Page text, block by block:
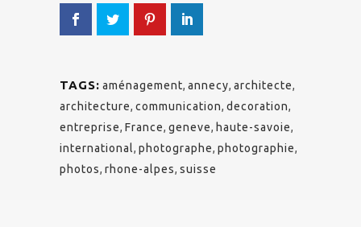
TAGS: aménagement, annecy, architecte,
architecture, communication, decoration,
entreprise, France, geneve, haute-savoie,
international, photographe, photographie,
photos, rhone-alpes, suisse